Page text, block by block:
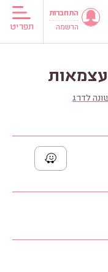
תפריט
התחברות
הרשמה
לדרג